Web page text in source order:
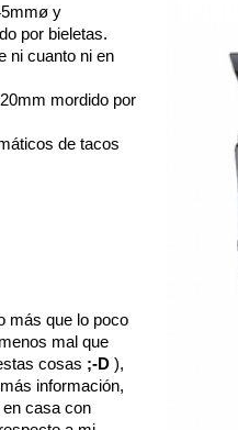
y
por bieletas.
ni cuanto ni en
mordido por
de tacos
más que lo poco
mal que
cosas ;-D ),
información,
en casa con